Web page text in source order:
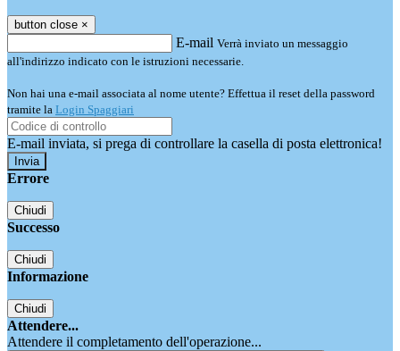
button close ×
E-mail Verrà inviato un messaggio
all'indirizzo indicato con le istruzioni necessarie.
Non hai una e-mail associata al nome utente? Effettua il reset della password
tramite la Login Spaggiari
E-mail inviata, si prega di controllare la casella di posta elettronica!
Errore
Chiudi
Successo
Chiudi
Informazione
Chiudi
Attendere...
Attendere il completamento dell'operazione...